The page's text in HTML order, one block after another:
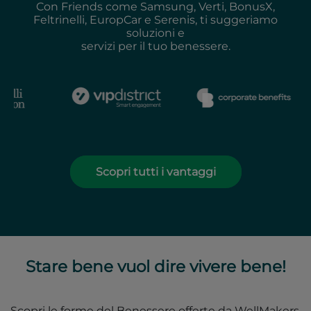
Con Friends come Samsung, Verti, BonusX,
Feltrinelli, EuropCar e Serenis, ti suggeriamo
soluzioni e
servizi per il tuo benessere.
Scopri tutti i vantaggi
Stare bene vuol dire vivere bene!